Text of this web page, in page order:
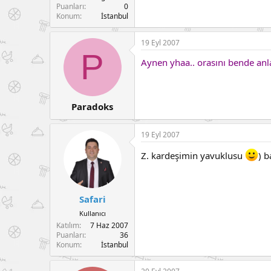
Puanları
0
Konum
İstanbul
P
Paradoks
19 Eyl 2007
Aynen yhaa.. orasını bende
Safari
Kullanıcı
Katılım
7 Haz 2007
Puanları
36
Konum
İstanbul
19 Eyl 2007
Z. kardeşimin yavuklusu )